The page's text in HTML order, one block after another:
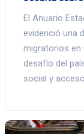
El Anuario
evidenció una
migratorios en
desafío del
social y